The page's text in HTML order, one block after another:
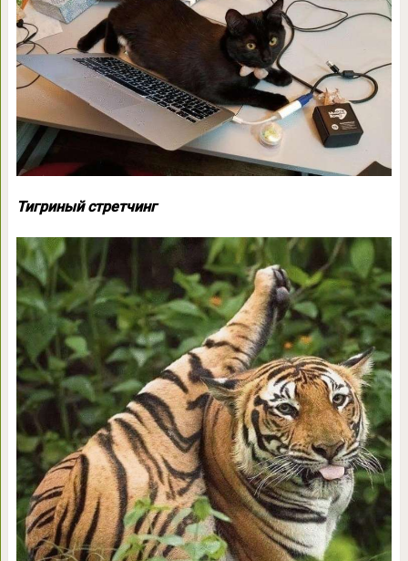
Тигриный стретчинг